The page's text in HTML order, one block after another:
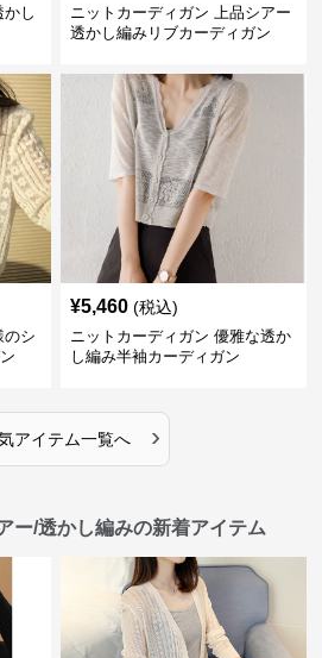
し
ニットカーディガン 上品シアー
透かし編みリブカーディガン
のシ
¥5,460 (税込)
ニットカーディガン 優雅な透か
し編み半袖カーディガン
アイテム一覧へ ›
ー/透かし編みの新着アイテム